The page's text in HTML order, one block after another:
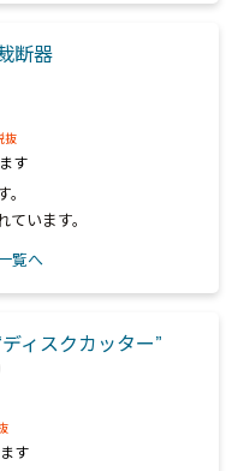
断器
抜
す
います。
覧へ
ィスクカッター”
す